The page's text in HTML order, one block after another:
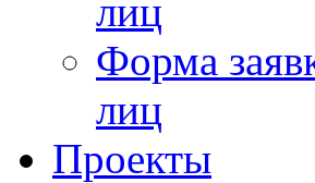
лиц
Форма
лиц
Проекты